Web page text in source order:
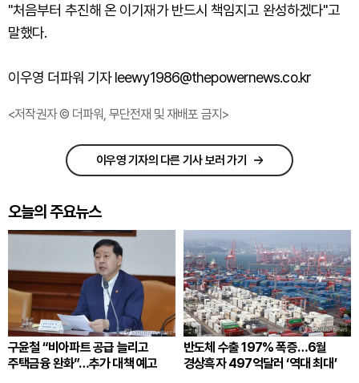
"처음부터 추진해 온 이기재가 반드시 책임지고 완성하겠다"고
말했다.
이우영 더파워 기자 leewy1986@thepowernews.co.kr
<저작권자 © 더파워, 무단전재 및 재배포 금지>
이우영 기자의 다른 기사 보러 가기
오늘의 주요뉴스
구윤철 “비아파트 공급 늘리고
주택금융 완화”…추가 대책 예고
반도체 수출 197% 폭증…6월
경상흑자 497억달러 ‘역대 최대’